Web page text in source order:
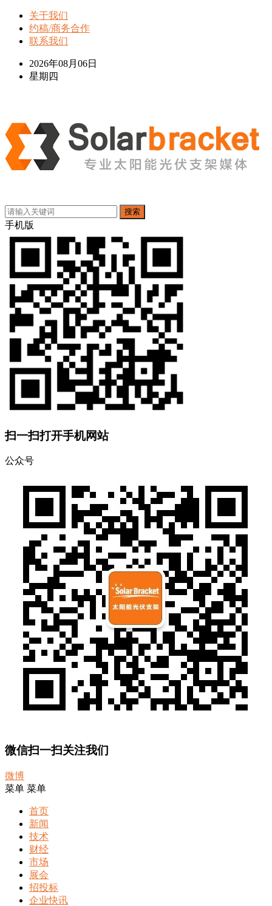
关于我们
约稿/商务合作
联系我们
2026年08月06日
星期四
搜索
手机版
扫一扫打开手机网站
公众号
微信扫一扫关注我们
微博
菜单 菜单
首页
新闻
技术
财经
市场
展会
招投标
企业快讯